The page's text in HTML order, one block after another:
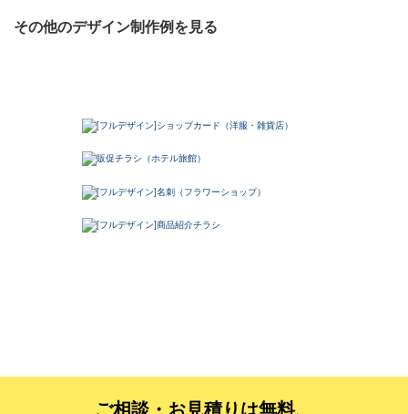
その他のデザイン制作例を見る
ご相談・お見積りは無料、